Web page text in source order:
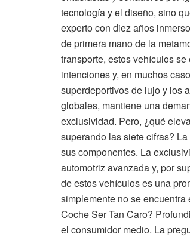
tecnología y el diseño, sino
experto con diez años
de primera mano de la
transporte, estos vehículos
intenciones y, en muchos
superdeportivos de lujo y los
globales, mantiene una
exclusividad. Pero, ¿qué
superando las siete cifras?
sus componentes. La
automotriz avanzada y, por
de estos vehículos es una
simplemente no se
Coche Ser Tan Caro?
el consumidor medio. La